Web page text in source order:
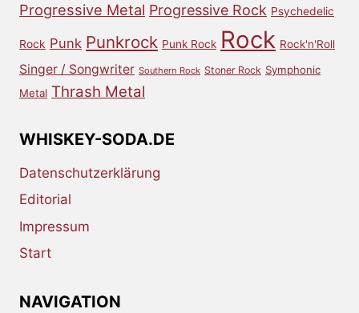
Progressive Metal Progressive Rock Psychedelic
Rock Punk Punkrock Punk Rock Rock Rock'n'Roll
Singer / Songwriter Southern Rock Stoner Rock Symphonic
Metal Thrash Metal
WHISKEY-SODA.DE
Datenschutzerklärung
Editorial
Impressum
Start
NAVIGATION